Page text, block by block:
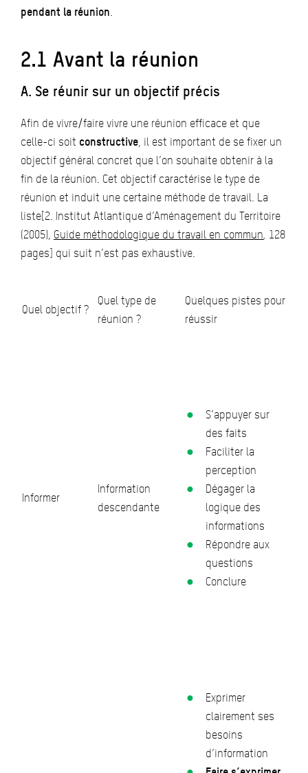
pendant la réunion.
2.1 Avant la réunion
A. Se réunir sur un objectif précis
Afin de vivre/faire vivre une réunion efficace et que
celle-ci soit constructive, il est important de se fixer un
objectif général concret que l’on souhaite obtenir à la
fin de la réunion. Cet objectif caractérise le type de
réunion et induit une certaine méthode de travail. La
liste[2. Institut Atlantique d’Aménagement du Territoire
(2005), Guide méthodologique du travail en commun, 128
pages] qui suit n’est pas exhaustive.
Quel objectif ?
Quel type de
réunion ?
Quelques pistes pour
réussir
Informer
Information
descendante
S’appuyer sur
des faits
Faciliter la
perception
Dégager la
logique des
informations
Répondre aux
questions
Conclure
Exprimer
clairement ses
besoins
d’information